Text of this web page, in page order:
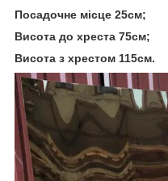
Посадочне місце 25см;
Висота до хреста 75см;
Висота з хрестом 115см.